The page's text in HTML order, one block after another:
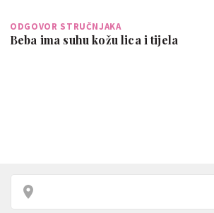
ODGOVOR STRUČNJAKA
Beba ima suhu kožu lica i tijela